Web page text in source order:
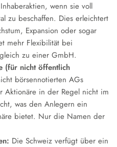
wenn sie voll
zu beschaffen. Dies erleichtert
Expansion oder sogar
mehr Flexibilität bei
zu einer GmbH.
(für nicht öffentlich
börsennotierten AGs
Aktionäre in der Regel nicht im
was den Anlegern ein
bietet. Nur die Namen der
Die Schweiz verfügt über ein